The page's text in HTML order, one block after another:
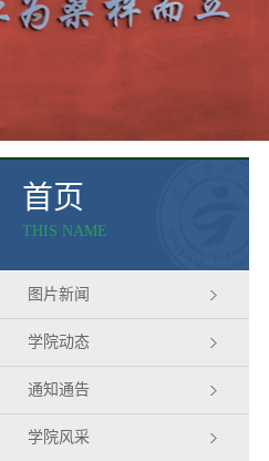
首页
THIS NAME
图片新闻
学院动态
通知通告
学院风采